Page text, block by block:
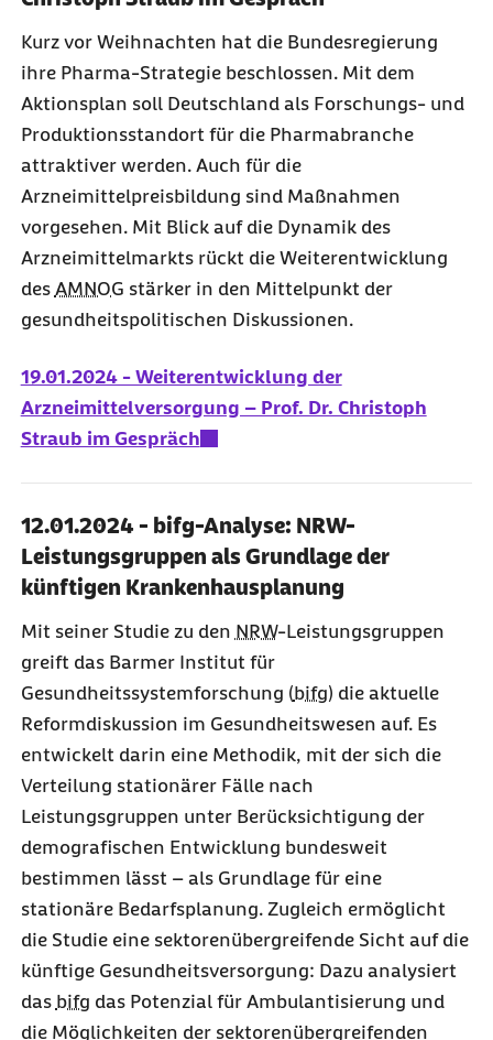
Kurz vor Weihnachten hat die Bundesregierung
ihre Pharma-Strategie beschlossen. Mit dem
Aktionsplan soll Deutschland als Forschungs- und
Produktionsstandort für die Pharmabranche
attraktiver werden. Auch für die
Arzneimittelpreisbildung sind Maßnahmen
vorgesehen. Mit Blick auf die Dynamik des
Arzneimittelmarkts rückt die Weiterentwicklung
des AMNOG stärker in den Mittelpunkt der
gesundheitspolitischen Diskussionen.
19.01.2024 - Weiterentwicklung der
Arzneimittelversorgung – Prof. Dr. Christoph
Straub im Gespräch
12.01.2024 - bifg-Analyse: NRW-
Leistungsgruppen als Grundlage der
künftigen Krankenhausplanung
Mit seiner Studie zu den NRW-Leistungsgruppen
greift das Barmer Institut für
Gesundheitssystemforschung (bifg) die aktuelle
Reformdiskussion im Gesundheitswesen auf. Es
entwickelt darin eine Methodik, mit der sich die
Verteilung stationärer Fälle nach
Leistungsgruppen unter Berücksichtigung der
demografischen Entwicklung bundesweit
bestimmen lässt – als Grundlage für eine
stationäre Bedarfsplanung. Zugleich ermöglicht
die Studie eine sektorenübergreifende Sicht auf die
künftige Gesundheitsversorgung: Dazu analysiert
das bifg das Potenzial für Ambulantisierung und
die Möglichkeiten der sektorenübergreifenden